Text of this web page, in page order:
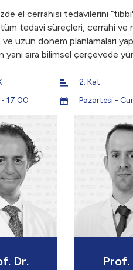
el cerrahisi tedavilerini
tedavi süreçleri, cerrahi ve
uzun dönem planlamaları
yanı sıra bilimsel
2. Kat
17:00
5 Pazartesi -
Dr.
Prof.